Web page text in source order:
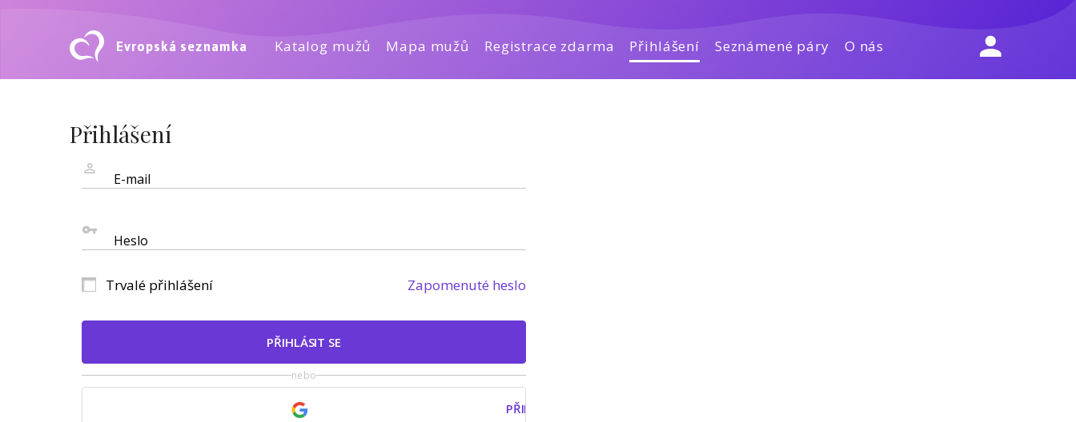
Evropská seznamka Katalog mužů Mapa mužů Registrace zdarma Přihlášení Seznámené páry O nás
Přihlášení
E-mail
Heslo
Trvalé přihlášení Zapomenuté heslo
PŘIHLÁSIT SE
nebo
PŘIHLÁSIT SE ÚČTEM GOOGLE